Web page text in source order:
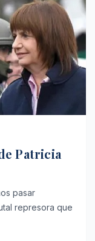
Patricia
pasar
represora que